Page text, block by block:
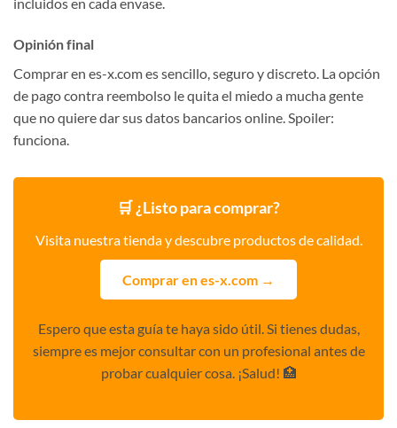
Opinión final
Comprar en es-x.com es sencillo, seguro y discreto. La opción
de pago contra reembolso le quita el miedo a mucha gente
que no quiere dar sus datos bancarios online. Spoiler:
funciona.
🛒 ¿Listo para comprar?
Visita nuestra tienda y descubre productos de calidad.
Comprar en es-x.com →
Espero que esta guía te haya sido útil. Si tienes dudas,
siempre es mejor consultar con un profesional antes de
probar cualquier cosa. ¡Salud! 🏥